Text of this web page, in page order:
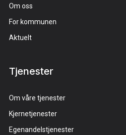
Om oss
For kommunen
Aktuelt
Tjenester
Om våre tjenester
Kjernetjenester
Egenandelstjenester